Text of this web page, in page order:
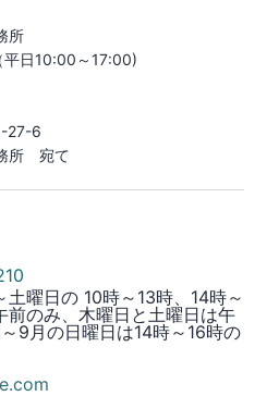
所
日10:00～17:00)
27-6
所　宛て
土曜日の 10時～13時、14時～
のみ、木曜日と土曜日は午
9月の日曜日は14時～16時の